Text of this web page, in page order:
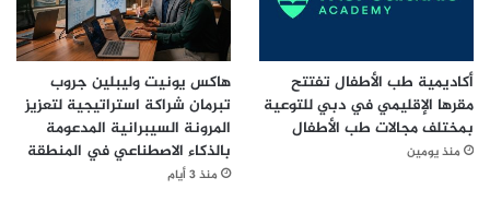
أكاديمية طب الأطفال تفتتح
مقرها الإقليمي في دبي للتوعية
بمختلف مجالات طب الأطفال
منذ يومين
هاكس يونيت وليبلين جروب
تبرمان شراكة استراتيجية لتعزيز
المرونة السيبرانية المدعومة
بالذكاء الاصطناعي في المنطقة
منذ 3 أيام